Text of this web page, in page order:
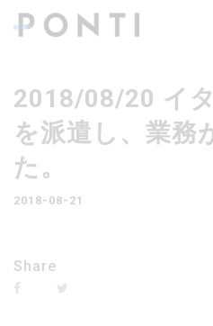
2018/08/20 イ
を派遣し、業務
た。
2018-08-21
Share